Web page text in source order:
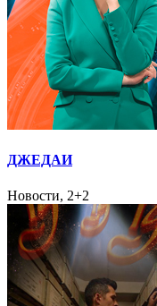
ДЖЕДАИ
Новости, 2+2